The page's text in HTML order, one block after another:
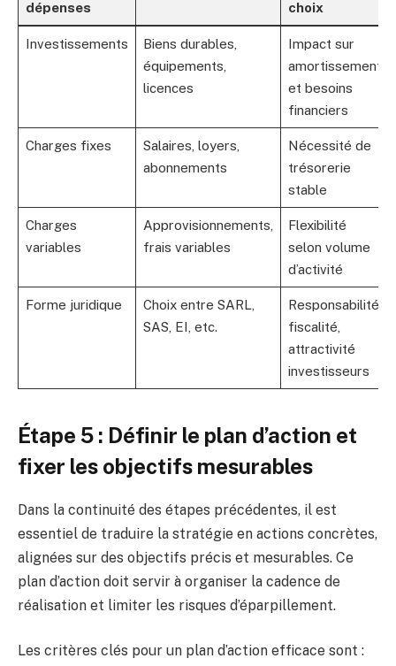
dépenses choix
Investissements
Biens durables,
équipements,
licences
Impact sur
amortissement
et besoins
financiers
Charges fixes
Salaires, loyers,
abonnements
Nécessité de
trésorerie
stable
Charges
variables
Approvisionnements,
frais variables
Flexibilité
selon volume
d’activité
Forme juridique
Choix entre SARL,
SAS, EI, etc.
Responsabilité,
fiscalité,
attractivité
investisseurs
Étape 5 : Définir le plan d’action et
fixer les objectifs mesurables
Dans la continuité des étapes précédentes, il est
essentiel de traduire la stratégie en actions concrètes,
alignées sur des objectifs précis et mesurables. Ce
plan d’action doit servir à organiser la cadence de
réalisation et limiter les risques d’éparpillement.
Les critères clés pour un plan d’action efficace sont :